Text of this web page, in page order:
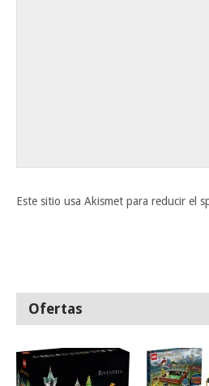
Este sitio usa Akismet para reducir el
Ofertas